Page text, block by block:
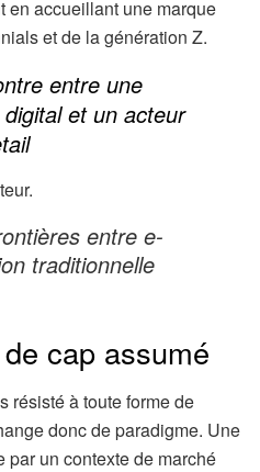
en accueillant une marque
et de la génération Z.
entre une
et un acteur
entre e-
traditionnelle
cap assumé
résisté à toute forme de
donc de paradigme. Une
un contexte de marché